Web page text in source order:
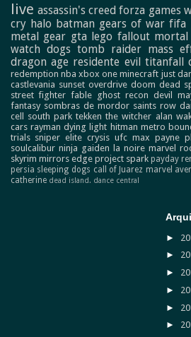
live assassin's creed forza games
cry halo batman gears of war fifa
metal gear gta lego fallout
watch dogs tomb raider mass
dragon age residente evil titanfall
redemption nba xbox one minecraft just
castlevania sunset overdrive doom dead
street fighter fable ghost recon devil
fantasy sombras de mordor saints row
cell
south park tekken the witcher alan
cars rayman dying light hitman metro
trials sniper elite crysis ufc max payne
soulcalibur ninja gaiden la noire marvel
skyrim mirrors edge project spark payday
persia sleeping dogs call of Juarez marvel
catherine dead island. dance central
►
►
►
►
►
►